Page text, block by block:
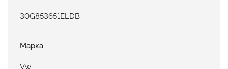
30G853651ELDB
Марка
Vw